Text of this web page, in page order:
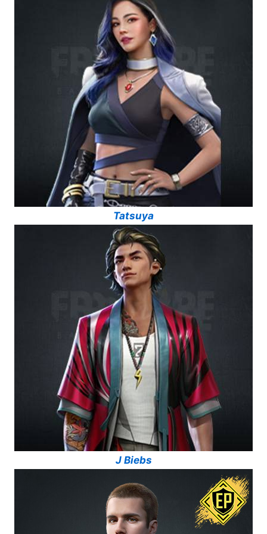
Tatsuya
J Biebs